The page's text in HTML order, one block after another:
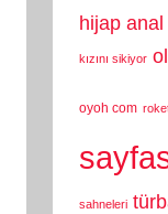
hijap anal
kızını sikiyor
oyoh com
sahneleri